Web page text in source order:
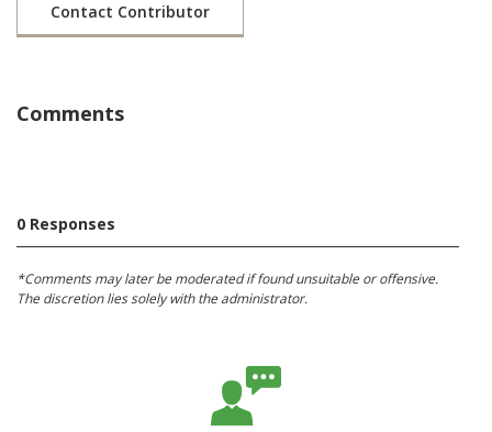
Contact Contributor
Comments
0 Responses
*Comments may later be moderated if found unsuitable or offensive.
The discretion lies solely with the administrator.